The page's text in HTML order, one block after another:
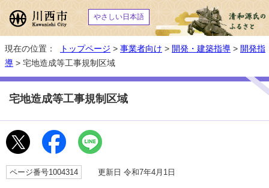
やさしい日本語
現在の位置： トップページ > 事業者向け > 開発・建築指導 > 開発指
導 > 宅地造成等工事規制区域
宅地造成等工事規制区域
ページ番号1004314 更新日 令和7年4月1日